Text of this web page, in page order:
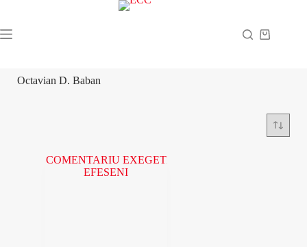
Octavian D. Baban